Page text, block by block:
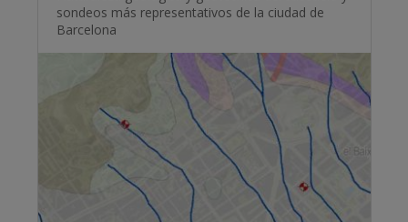
sondeos más representativos de la ciudad de
Barcelona